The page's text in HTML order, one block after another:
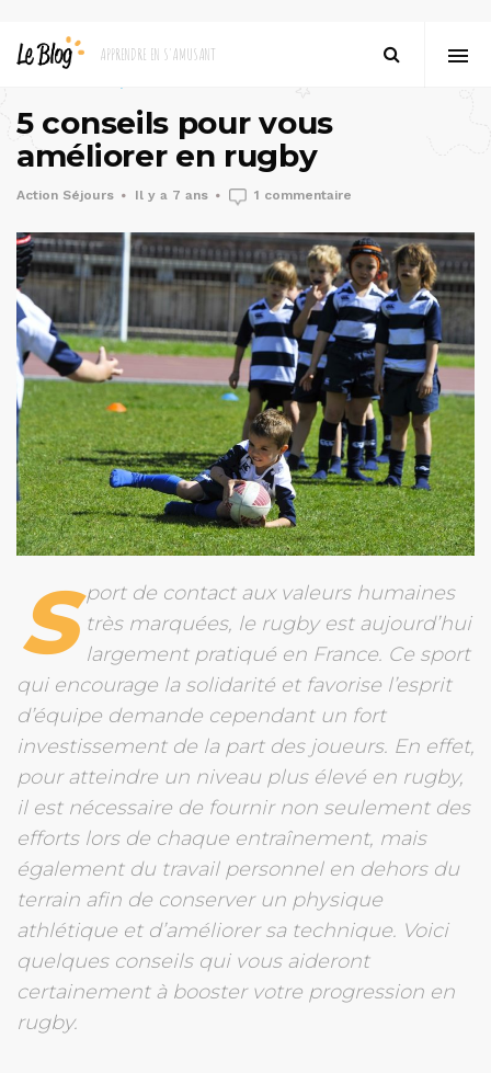
5 conseils pour vous
améliorer en rugby
Action Séjours Il y a 7 ans 1 commentaire
S port de contact aux valeurs humaines
très marquées, le rugby est aujourd’hui
largement pratiqué en France. Ce sport
qui encourage la solidarité et favorise l’esprit
d’équipe demande cependant un fort
investissement de la part des joueurs. En effet,
pour atteindre un niveau plus élevé en rugby,
il est nécessaire de fournir non seulement des
efforts lors de chaque entraînement, mais
également du travail personnel en dehors du
terrain afin de conserver un physique
athlétique et d’améliorer sa technique. Voici
quelques conseils qui vous aideront
certainement à booster votre progression en
rugby.